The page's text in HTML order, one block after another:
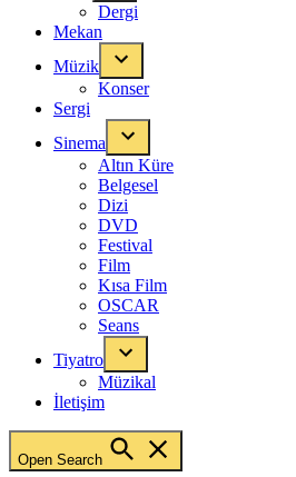
Dergi
Mekan
Müzik
Konser
Sergi
Sinema
Altın Küre
Belgesel
Dizi
DVD
Festival
Film
Kısa Film
OSCAR
Seans
Tiyatro
Müzikal
İletişim
Open Search